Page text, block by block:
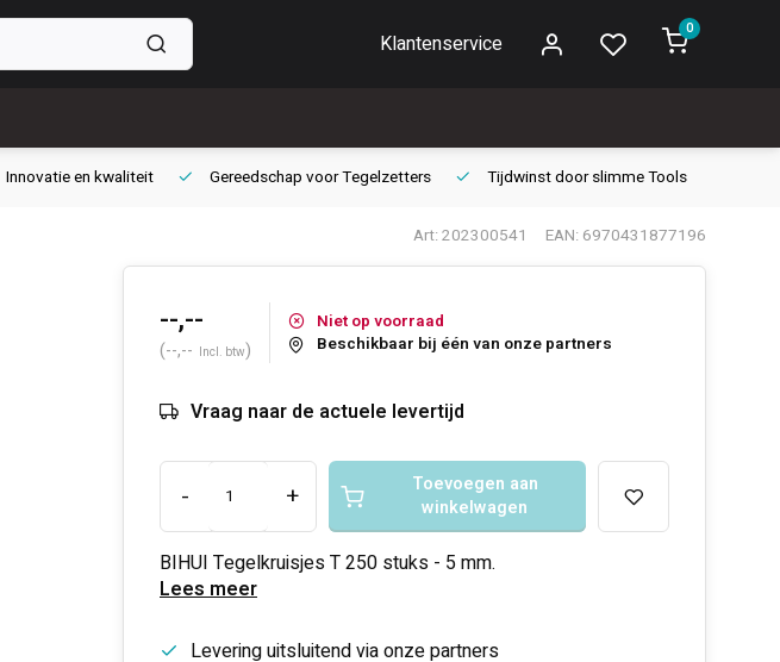
Klantenservice
0
Innovatieen kwaliteit Gereedschap voorTegelzetters Tijdwinst doorslimme Tools
Art: 202300541 EAN: 6970431877196
--,--
(--,-- Incl. btw)
Niet op voorraad
Beschikbaar bij één van onze partners
Vraag naar de actuele levertijd
- +
Toevoegen aan
winkelwagen
BIHUI Tegelkruisjes T 250 stuks - 5 mm.
Lees meer
Levering uitsluitend via onze partners